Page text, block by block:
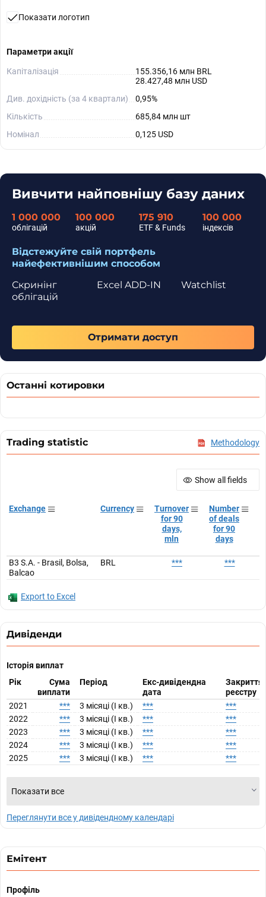
Показати логотип
Параметри акції
Капіталізація
155.356,16 млн BRL
28.427,48 млн USD
Див. дохідність (за 4 квартали)
0,95%
Кількість
685,84 млн шт
Номінал
0,125 USD
Вивчити найповнішу базу даних
1 000 000
облігацій
100 000
акцій
175 910
ETF & Funds
100 000
індексів
Відстежуйте свій портфель
найефективнішим способом
Скринінг
облігацій
Watchlist
Excel ADD-IN
Отримати доступ
Останні котировки
Trading statistic Methodology
Show all fields
Exchange Currency
Turnover
for 90
days,
mln
Number
of deals
for 90
days
B3 S.A. - Brasil, Bolsa,
Balcao
BRL *** ***
Export to Excel
Дивіденди
Історія виплат
Рік
Сума
виплати
Період
Екс-дивідендна
дата
Закриття
реєстру
2021
*** 3 місяці (I кв.) ***
***
2022
*** 3 місяці (I кв.) ***
***
2023
*** 3 місяці (I кв.) ***
***
2024
*** 3 місяці (I кв.) ***
***
2025
*** 3 місяці (I кв.) *** ***
Показати все
Переглянути все у дивідендному календарі
Емітент
Профіль